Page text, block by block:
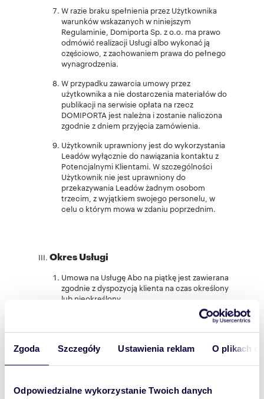
Zgoda Szczegóły Ustawienia reklam O plikach
Odpowiedzialne wykorzystanie Twoich danych
W razie braku spełnienia przez Użytkownika
warunków wskazanych w niniejszym
Regulaminie, Domiporta Sp. z o.o. ma prawo
odmówić realizacji Usługi albo wykonać ją
częściowo, z zachowaniem prawa do pełnego
wynagrodzenia.
W przypadku zawarcia umowy przez
użytkownika a nie dostarczenia materiałów do
publikacji na serwisie opłata na rzecz
DOMIPORTA jest należna i zostanie naliczona
zgodnie z dniem przyjęcia zamówienia.
Użytkownik uprawniony jest do wykorzystania
Leadów wyłącznie do nawiązania kontaktu z
Potencjalnymi Klientami. W szczególności
Użytkownik nie jest uprawniony do
przekazywania Leadów żadnym osobom
trzecim, z wyjątkiem swojego personelu, w
celu o którym mowa w zdaniu poprzednim.
Okres Usługi
Umowa na Usługę Abo na piątkę jest zawierana
zgodnie z dyspozycją klienta na czas określony
lub nieokreślony.
Użytkownik jak i Domiporta Sp. z o.o. mają
okresu wypowiedzenia ze skutkiem na koniec